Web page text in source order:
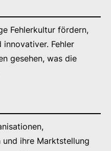
Fehlerkultur fördern,
Fehler
gesehen, was die
ihre Marktstellung